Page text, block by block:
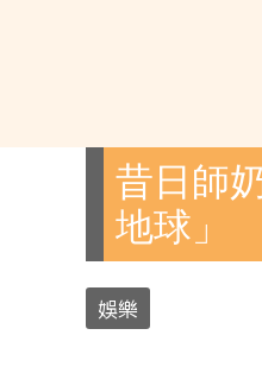
昔日師
地球」
娛樂